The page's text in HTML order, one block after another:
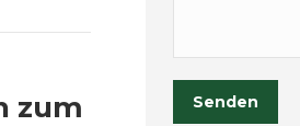
zum
Senden